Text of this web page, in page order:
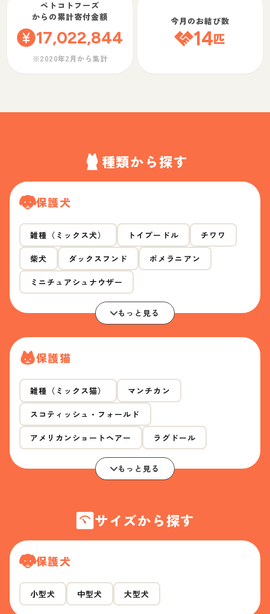
ペトコトフーズ
からの累計寄付金額
17,022,844
※2020年2月から集計
今月のお結び数
14匹
種類から探す
保護犬
雑種（ミックス犬） トイプードル チワワ
柴犬 ダックスフンド ポメラニアン
ミニチュアシュナウザー
もっと見る
保護猫
雑種（ミックス猫） マンチカン
スコティッシュ・フォールド
アメリカンショートヘアー ラグドール
もっと見る
サイズから探す
保護犬
小型犬 中型犬 大型犬